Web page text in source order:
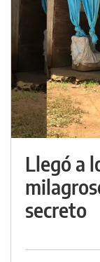
Llegó a
secreto